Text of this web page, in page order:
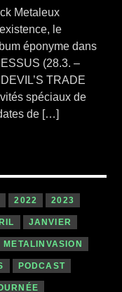
Metaleux
le
éponyme dans
(28.3. –
TRADE
spéciaux de
de […]
2022 2023
JANVIER
METALINVASION
PODCAST